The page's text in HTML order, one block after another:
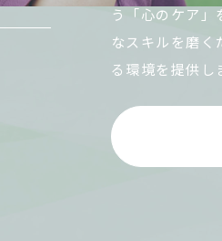
う「心のケア
なスキルを磨
る環境を提供し